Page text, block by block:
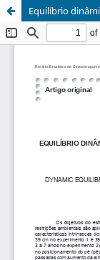
Equilíbrio